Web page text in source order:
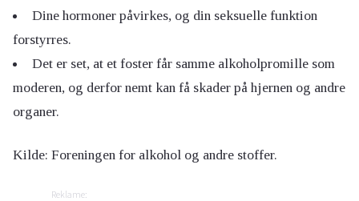
Dine hormoner påvirkes, og din seksuelle funktion
forstyrres.
Det er set, at et foster får samme alkoholpromille som
moderen, og derfor nemt kan få skader på hjernen og andre
organer.
Kilde: Foreningen for alkohol og andre stoffer.
Reklame: